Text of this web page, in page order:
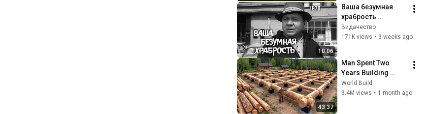
10:06
Ваша безумная
храбрость
(короткометражн
ый фильм, 1970)
Видачество
171K views • 3 weeks ago
43:37
Man Spent Two
Years Building
HUGE Wooden
House for his
World Build
3.4M views • 1 month ago